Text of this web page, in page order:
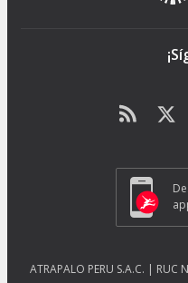
ATRAPALO PERU S.A.C. |